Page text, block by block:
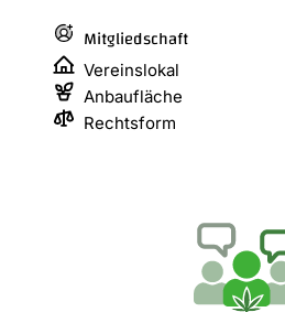
Mitgliedschaft
Vereinslokal
Anbaufläche
Rechtsform